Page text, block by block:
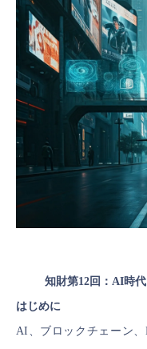
知財第12回：AI時
はじめに
AI、ブロックチェーン